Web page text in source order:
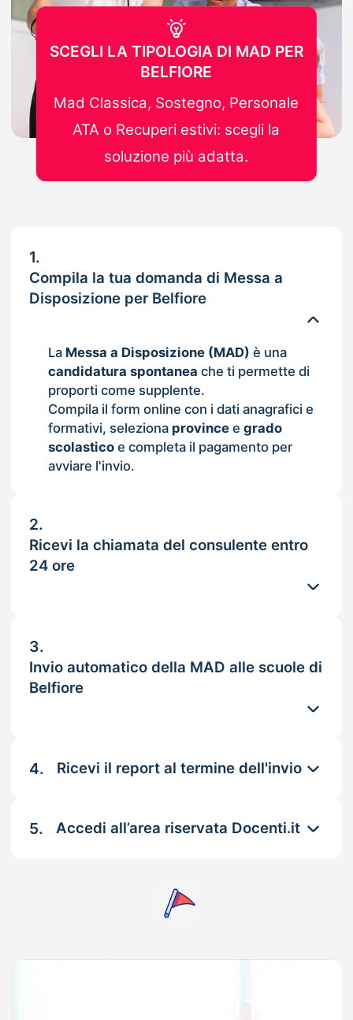
1.
Compila la tua domanda di Messa a
Disposizione per Belfiore
La Messa a Disposizione (MAD) è una
candidatura spontanea che ti permette di
proporti come supplente.
Compila il form online con i dati anagrafici e
formativi, seleziona provincee grado
scolasticoe completa il pagamento per
avviare l'invio.
2.
Ricevi la chiamata del consulente entro
24 ore
3.
Invio automatico della MAD alle scuole di
Belfiore
4. Ricevi il report al termine dell'invio
5. Accedi all’area riservata Docenti.it
SCEGLI LA TIPOLOGIA DI MAD PER
BELFIORE
Mad Classica, Sostegno, Personale
ATA o Recuperi estivi: scegli la
soluzione più adatta.